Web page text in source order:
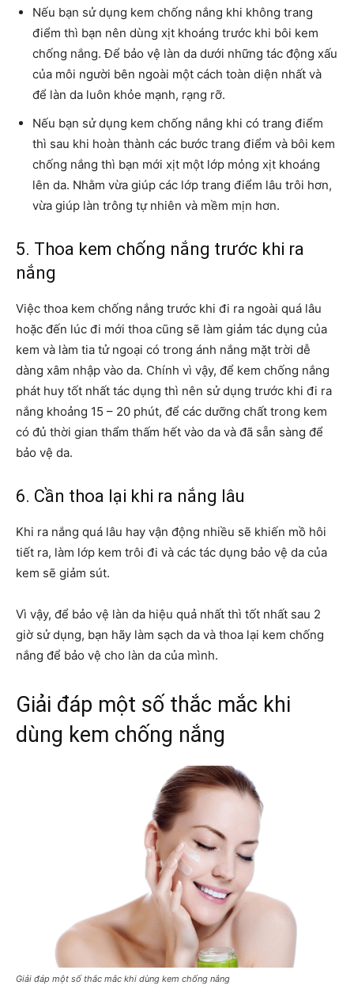
Nếu bạn sử dụng kem chống nắng khi không trang
điểm thì bạn nên dùng xịt khoáng trước khi bôi kem
chống nắng. Để bảo vệ làn da dưới những tác động xấu
của môi người bên ngoài một cách toàn diện nhất và
để làn da luôn khỏe mạnh, rạng rỡ.
Nếu bạn sử dụng kem chống nắng khi có trang điểm
thì sau khi hoàn thành các bước trang điểm và bôi kem
chống nắng thì bạn mới xịt một lớp mỏng xịt khoáng
lên da. Nhằm vừa giúp các lớp trang điểm lâu trôi hơn,
vừa giúp làn trông tự nhiên và mềm mịn hơn.
5. Thoa kem chống nắng trước khi ra
nắng
Việc thoa kem chống nắng trước khi đi ra ngoài quá lâu
hoặc đến lúc đi mới thoa cũng sẽ làm giảm tác dụng của
kem và làm tia tử ngoại có trong ánh nắng mặt trời dễ
dàng xâm nhập vào da. Chính vì vậy, để kem chống nắng
phát huy tốt nhất tác dụng thì nên sử dụng trước khi đi ra
nắng khoảng 15 – 20 phút, để các dưỡng chất trong kem
có đủ thời gian thẩm thấm hết vào da và đã sẵn sàng để
bảo vệ da.
6. Cần thoa lại khi ra nắng lâu
Khi ra nắng quá lâu hay vận động nhiều sẽ khiến mồ hôi
tiết ra, làm lớp kem trôi đi và các tác dụng bảo vệ da của
kem sẽ giảm sút.
Vì vậy, để bảo vệ làn da hiệu quả nhất thì tốt nhất sau 2
giờ sử dụng, bạn hãy làm sạch da và thoa lại kem chống
nắng để bảo vệ cho làn da của mình.
Giải đáp một số thắc mắc khi
dùng kem chống nắng
Giải đáp một số thắc mắc khi dùng kem chống nắng